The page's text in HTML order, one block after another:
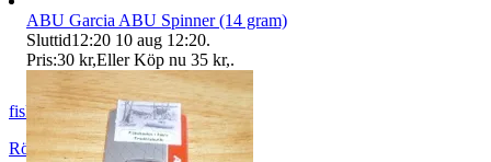
fiskemats
Rödeby,Sverige
ABU Garcia ABU Spinner (14 gram)
Sluttid12:20 10 aug 12:20.
Pris:30 kr,Eller Köp nu 35 kr,.